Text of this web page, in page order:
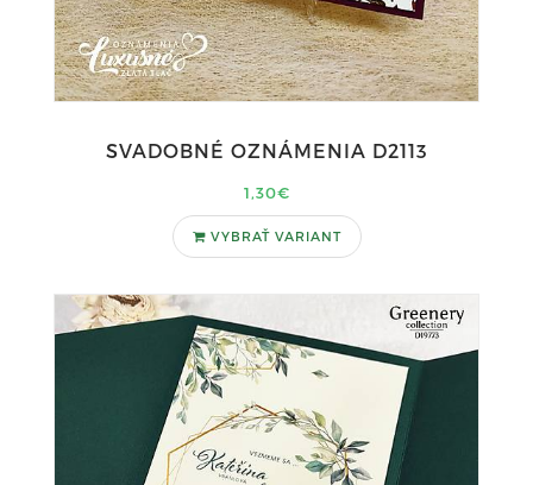
SVADOBNÉ OZNÁMENIA D2113
1,30€
VYBRAŤ VARIANT